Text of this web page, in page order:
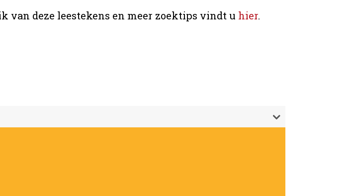
van deze leestekens en meer zoektips vindt u hier.